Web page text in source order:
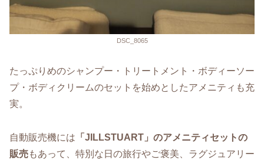
DSC_8065
たっぷりめのシャンプー・トリートメント・ボディーソー
プ・ボディクリームのセットを始めとしたアメニティも充
実。
自動販売機には 「JILLSTUART」のアメニティセットの
販売もあって、特別な日の旅行やご褒美、ラグジュアリー